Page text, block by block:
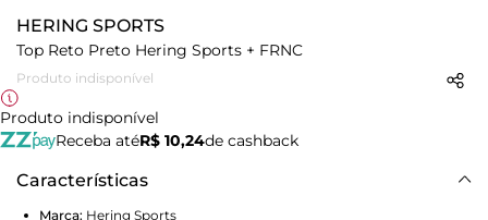
HERING SPORTS
Top Reto Preto Hering Sports + FRNC
Produto indisponível
Produto indisponível
Receba atéR$ 10,24de cashback
Características
Marca: Hering Sports